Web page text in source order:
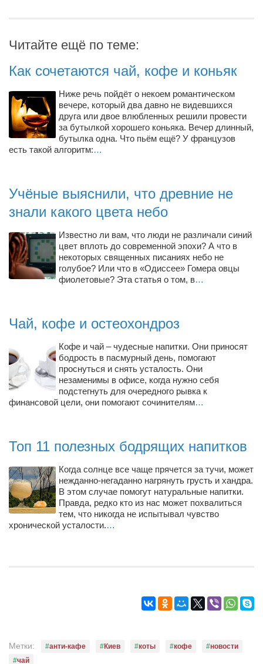
Евгений Полюхович
Ольга Чикина
Здоровье
Врач психиатр–нарколог Анплеев А.Б.
Косметологическое отделение КП Сумская
Тенториум -центр независимых дистрибьюторов
«Винегрет» — демократичный ресторан
«ЧАЙ — КАВА» магазин — кафе
Магазины
«Книголюб» — супермаркет
Багетный двор
МАГАЗИН СТИХОВ НА ЗАКАЗ
«Павел» — магазин мужской одежды
Туризм
Журналисты
Александр Кугук
Музыканты
Евгений Касьяненко
Читайте ещё по теме:
Как сочетаются чай, кофе и коньяк
Ниже речь пойдёт о некоем романтическом
вечере, который два давно не видевшихся
друга или двое влюбленных решили провести
за бутылкой хорошего коньяка. Вечер длинный,
бутылка одна. Что пьём ещё? У французов
есть такой алгоритм:…
Учёные выяснили, что древние не
знали какого цвета небо
Известно ли вам, что люди не различали синий
цвет вплоть до современной эпохи? А что в
некоторых священных писаниях небо не
голубое? Или что в «Одиссее» Гомера овцы
фиолетовые? Эта статья о том, в…
Чай, кофе и остеохондроз
Кофе и чай – чудесные напитки. Они приносят
бодрость в пасмурный день, помогают
проснуться и снять усталость. Они
незаменимы в офисе, когда нужно себя
подстегнуть для очередного рывка к
финансовой цели, они помогают сочинителям…
Топ 11 полезных бодрящих напитков
Когда солнце все чаще прячется за тучи, может
нежданно-негаданно нагрянуть грусть и хандра.
В этом случае помогут натуральные напитки.
Правда, редко кто из нас может похвалиться
тем, что никогда не испытывал чувство
хронической усталости.…
Метки: анти-кафе Киев коты кофе
новости
чай